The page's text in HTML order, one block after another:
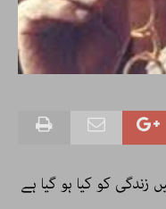
زندگی کو کیا ہو گیا ہے